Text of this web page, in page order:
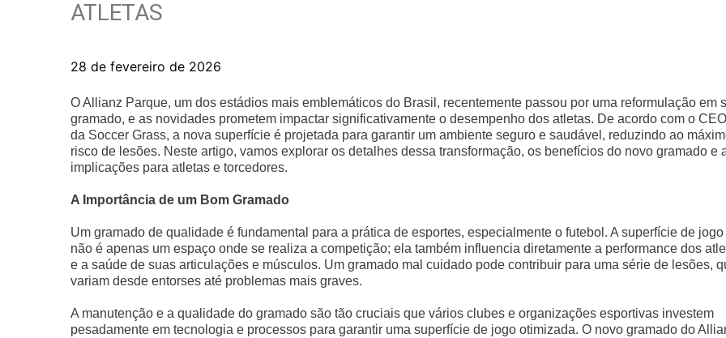
ATLETAS
28 de fevereiro de 2026
O Allianz Parque, um dos estádios mais emblemáticos do Brasil, recentemente passou por uma reformulação em
gramado, e as novidades prometem impactar significativamente o desempenho dos atletas. De acordo com o CEO
da Soccer Grass, a nova superfície é projetada para garantir um ambiente seguro e saudável, reduzindo ao
risco de lesões. Neste artigo, vamos explorar os detalhes dessa transformação, os benefícios do novo gramado e
implicações para atletas e torcedores.
A Importância de um Bom Gramado
Um gramado de qualidade é fundamental para a prática de esportes, especialmente o futebol. A superfície de jogo
não é apenas um espaço onde se realiza a competição; ela também influencia diretamente a performance dos
e a saúde de suas articulações e músculos. Um gramado mal cuidado pode contribuir para uma série de lesões,
variam desde entorses até problemas mais graves.
A manutenção e a qualidade do gramado são tão cruciais que vários clubes e organizações esportivas investem
pesadamente em tecnologia e processos para garantir uma superfície de jogo otimizada. O novo gramado do